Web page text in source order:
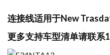
连接线适用于New
更多支持车型清单请联系